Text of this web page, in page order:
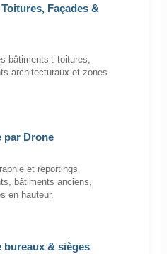
Façades &
bâtiments : toitures,
architecturaux et zones
par Drone
et reportings
bâtiments anciens,
en hauteur.
bureaux & sièges